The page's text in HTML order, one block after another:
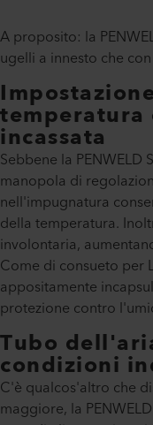
A proposito: la
ugelli a innesto che
temperatura
incassata
Sebbene la
manopola di
nell'impugnatura
della temperatura.
involontaria,
Come di consueto per
appositamente
protezione contro
Tubo
condizioni
C'è qualcos'altro che
maggiore, la